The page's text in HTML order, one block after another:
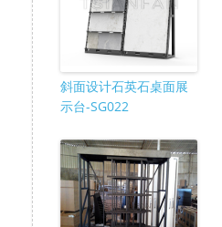
斜面设计石英石桌面展
示台-SG022